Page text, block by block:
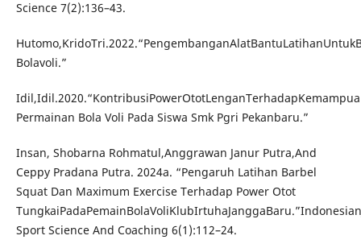
Science 7(2):136–43.
Bolavoli.”
Permainan Bola Voli Pada Siswa Smk Pgri Pekanbaru.”
Insan, Shobarna Rohmatul,Anggrawan Janur Putra,And
Ceppy Pradana Putra. 2024a. “Pengaruh Latihan Barbel
Squat Dan Maximum Exercise Terhadap Power Otot
Sport Science And Coaching 6(1):112–24.